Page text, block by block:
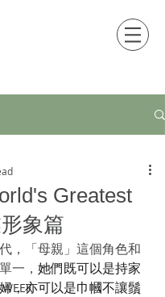
Greatest
象篇
，「母親」這個角色和
一， 她們既可以是持家
，亦可以是巾幗不讓鬚